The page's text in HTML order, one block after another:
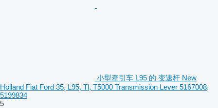
小型牵引车 L95 的 变速杆 New
Holland Fiat Ford 35, L95, Tl, T5000 Transmission Lever 5167008,
5199834
5